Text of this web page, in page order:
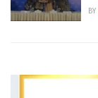
BY